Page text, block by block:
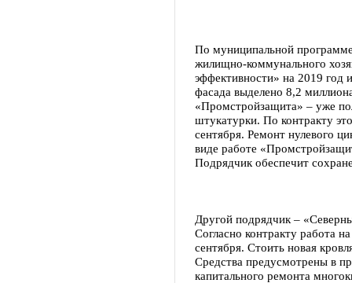
По муниципальной
жилищно-коммунального
эффективности» на 2019 год
фасада выделено 8,2
«Промстройзащита» – уже
штукатурки. По контракту
сентября. Ремонт нулевого
виде работе
Подрядчик обеспечит
Другой подрядчик –
Согласно контракту работа
сентября. Стоить новая
Средства предусмотрены в
капитального ремонта